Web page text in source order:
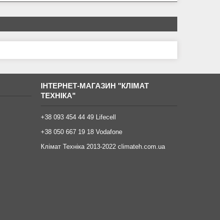
ІНТЕРНЕТ-МАГАЗИН "КЛІМАТ
ТЕХНІКА"
+38 093 454 44 49 Lifecell
+38 050 667 19 18 Vodafone
Клімат Техніка 2013-2022 climateh.com.ua